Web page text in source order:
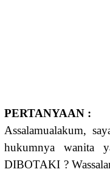
PERTANYAAN :
Assalamualakum,
hukumnya wanita
DIBOTAKI ?